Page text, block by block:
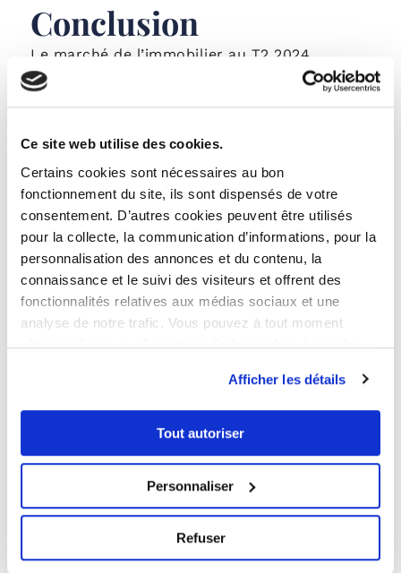
Ce site web utilise des cookies.
Certains cookies sont nécessaires au bon
fonctionnement du site, ils sont dispensés de votre
consentement. D’autres cookies peuvent être utilisés
pour la collecte, la communication d’informations, pour la
personnalisation des annonces et du contenu, la
connaissance et le suivi des visiteurs et offrent des
fonctionnalités relatives aux médias sociaux et une
analyse de notre trafic. Vous pouvez à tout moment
changer d’avis en cliquant sur l’icône en bas à gauche.
Afficher les détails
Tout autoriser
Personnaliser
Refuser
Conclusion
Le marché de l’immobilier au T2 2024
présente un mélange de défis et de signes
positifs. Bien que les taux d’intérêt en baisse
forte diminution des transactions, les
difficultés persistantes du marché du neuf, et
la diminution du pouvoir d’achat immobilier
constituent des obstacles significatifs à une
reprise rapide du marché immobilier.
Hélène Marbehan
Directrice Nationale du Pôle Entreprise et